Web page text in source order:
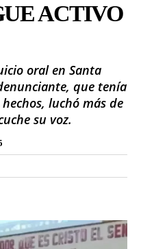
ACTIVO
oral en Santa
que tenía
luchó más de
su voz.